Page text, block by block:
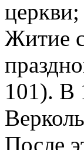
Житие
101). В
После